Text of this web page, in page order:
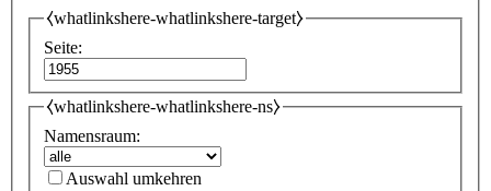
⧼whatlinkshere-whatlinkshere-target⧽
Seite:
⧼whatlinkshere-whatlinkshere-ns⧽
Namensraum:
Auswahl umkehren